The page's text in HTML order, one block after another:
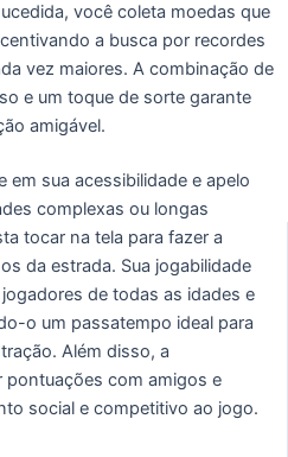
você coleta moedas que
a busca por recordes
vez maiores. A combinação de
e um toque de sorte garante
amigável.
em sua acessibilidade e apelo
complexas ou longas
tocar na tela para fazer a
da estrada. Sua jogabilidade
de todas as idades e
o um passatempo ideal para
Além disso, a
pontuações com amigos e
social e competitivo ao jogo.